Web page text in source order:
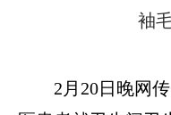
2月20日晚网